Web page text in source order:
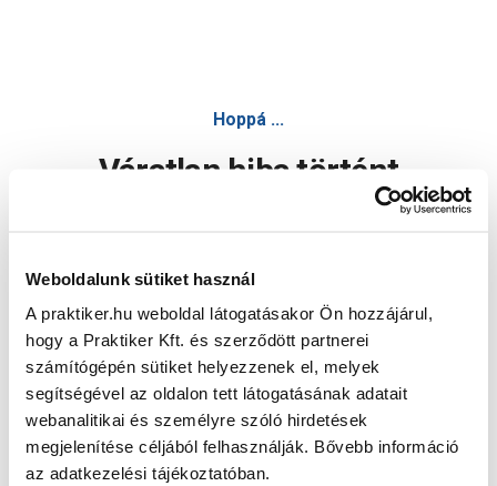
Weboldalunk sütiket használ
A praktiker.hu weboldal látogatásakor Ön hozzájárul,
hogy a Praktiker Kft. és szerződött partnerei
számítógépén sütiket helyezzenek el, melyek
segítségével az oldalon tett látogatásának adatait
webanalitikai és személyre szóló hirdetések
megjelenítése céljából felhasználják. Bővebb információ
az adatkezelési tájékoztatóban.
Hoppá ...
Váratlan hiba történt
Oldal újratöltése